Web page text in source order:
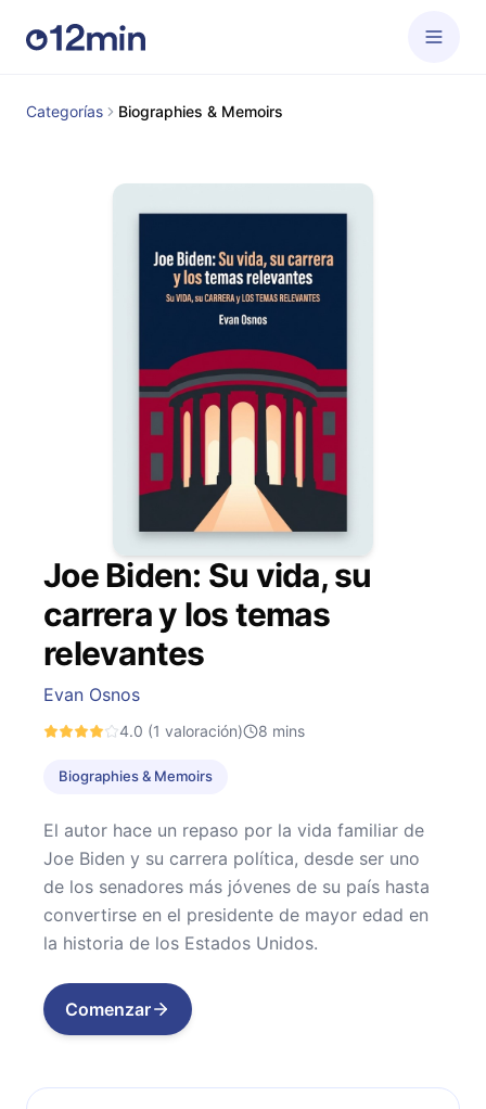
Categorías Biographies & Memoirs
Joe Biden: Su vida, su
carrera y los temas
relevantes
Evan Osnos
4.0 (1 valoración) 8 mins
Biographies & Memoirs
El autor hace un repaso por la vida familiar de
Joe Biden y su carrera política, desde ser uno
de los senadores más jóvenes de su país hasta
convertirse en el presidente de mayor edad en
la historia de los Estados Unidos.
Comenzar